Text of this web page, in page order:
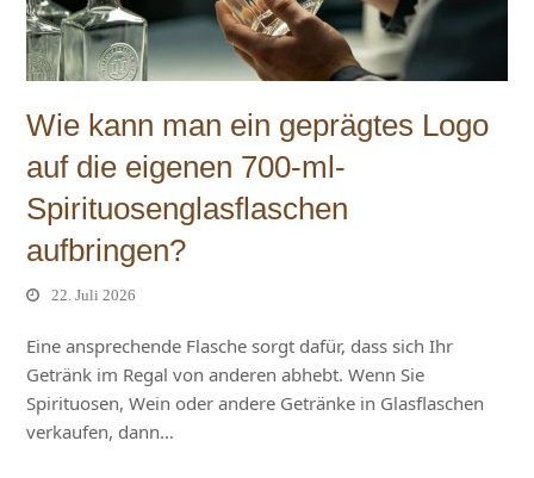
Wie kann man ein geprägtes Logo
auf die eigenen 700-ml-
Spirituosenglasflaschen
aufbringen?
22. Juli 2026
Eine ansprechende Flasche sorgt dafür, dass sich Ihr
Getränk im Regal von anderen abhebt. Wenn Sie
Spirituosen, Wein oder andere Getränke in Glasflaschen
verkaufen, dann…